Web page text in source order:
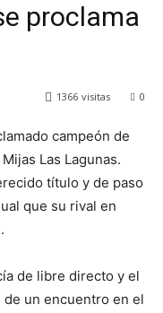
proclama
0
1366 visitas
campeón de
Las Lagunas.
título y de paso
que su rival en
de libre directo y el
un encuentro en el